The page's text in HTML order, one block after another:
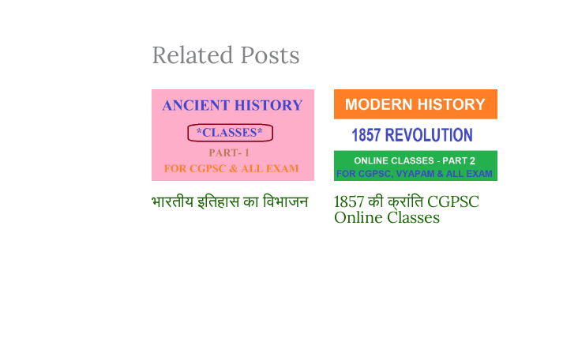
Related Posts
भारतीय इतिहास का विभाजन
1857 की क्रांति CGPSC
Online Classes